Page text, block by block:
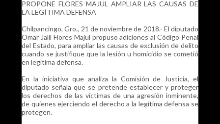
PROPONE FLORES MAJUL AMPLIAR LAS CAUSAS DE
LA LEGÍTIMA DEFENSA
Chilpancingo, Gro., 21 de noviembre de 2018.- El diputado
Omar Jalil Flores Majul propuso adiciones al Código Penal
del Estado, para ampliar las causas de exclusión de delito
cuando se justifique que la lesión u homicidio se cometió
en legítima defensa.
En la iniciativa que analiza la Comisión de Justicia, el
diputado señala que se pretende establecer y proteger
los derechos de las víctimas de una agresión inminente,
de quienes ejerciendo el derecho a la legítima defensa se
protegen.